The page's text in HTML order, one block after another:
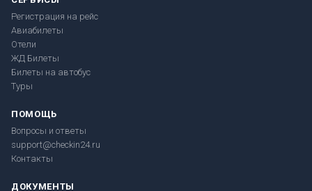
Регистрация на рейс
Авиабилеты
Отели
ЖД Билеты
Билеты на автобус
Туры
ПОМОЩЬ
Вопросы и ответы
support@checkin24.ru
Контакты
ДОКУМЕНТЫ